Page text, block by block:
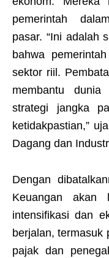
pemerintah
pasar. “Ini adalah
bahwa
sektor riil.
membantu dunia
strategi jangka
ketidakpastian,”
Dagang dan
Dengan
Keuangan akan
intensifikasi dan
berjalan, termasuk
pajak dan